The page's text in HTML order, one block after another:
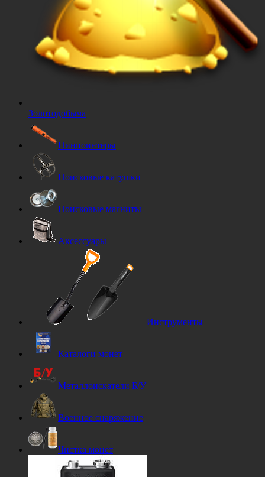
Золотодобыча
Пинпоинтеры
Поисковые катушки
Поисковые магниты
Аксессуары
Инструменты
Каталоги монет
Металлоискатели Б/У
Военное снаряжение
Чистка монет